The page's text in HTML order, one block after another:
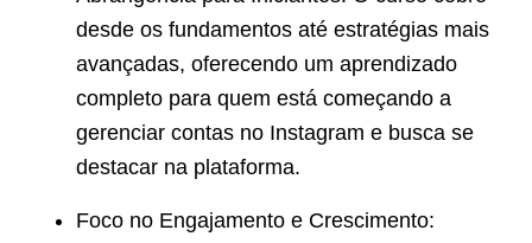
desde os fundamentos até estratégias mais
avançadas, oferecendo um aprendizado
completo para quem está começando a
gerenciar contas no Instagram e busca se
destacar na plataforma.
Foco no Engajamento e Crescimento: